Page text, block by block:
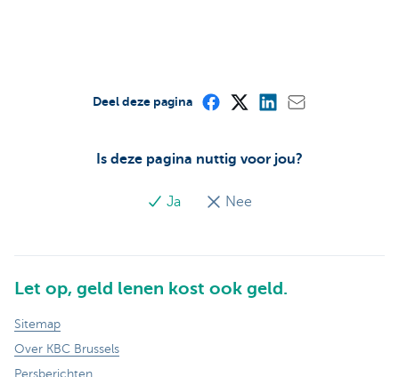
Is deze pagina nuttig voor jou?
Ja Nee
Deel deze pagina
Let op, geld lenen kost ook geld.
Sitemap
Over KBC Brussels
Persberichten